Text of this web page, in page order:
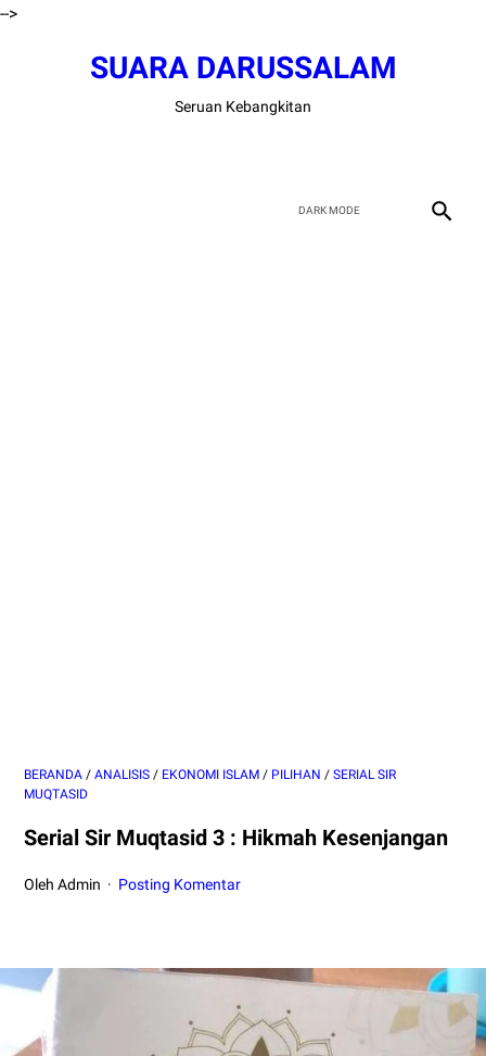
-->
SUARA DARUSSALAM
Seruan Kebangkitan
BERANDA / ANALISIS / EKONOMI ISLAM / PILIHAN / SERIAL SIR
MUQTASID
Serial Sir Muqtasid 3 : Hikmah Kesenjangan
Oleh Admin Posting Komentar